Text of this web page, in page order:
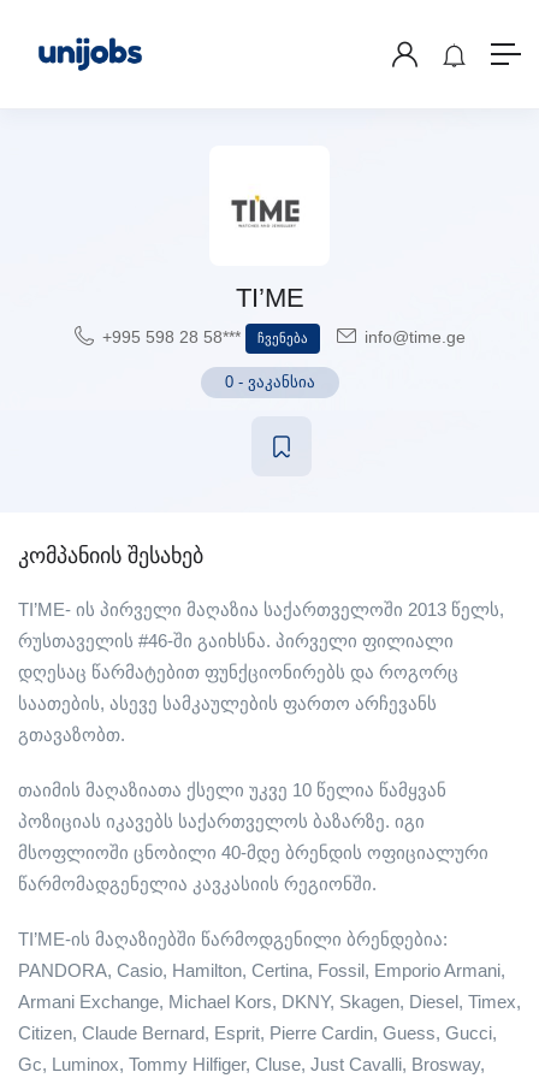
TI’ME
+995 598 28 58*** Ჩვენება info@time.ge
0- ვაკანსია
კომპანიის შესახებ
TI’ME- ის პირველი მაღაზია საქართველოში 2013 წელს,
რუსთაველის #46-ში გაიხსნა. პირველი ფილიალი
დღესაც წარმატებით ფუნქციონირებს და როგორც
საათების, ასევე სამკაულების ფართო არჩევანს
გთავაზობთ.
თაიმის მაღაზიათა ქსელი უკვე 10 წელია წამყვან
პოზიციას იკავებს საქართველოს ბაზარზე. იგი
მსოფლიოში ცნობილი 40-მდე ბრენდის ოფიციალური
წარმომადგენელია კავკასიის რეგიონში.
TI’ME-ის მაღაზიებში წარმოდგენილი ბრენდებია:
PANDORA, Casio, Hamilton, Certina, Fossil, Emporio Armani,
Armani Exchange, Michael Kors, DKNY, Skagen, Diesel, Timex,
Citizen, Claude Bernard, Esprit, Pierre Cardin, Guess, Gucci,
Gc, Luminox, Tommy Hilfiger, Cluse, Just Cavalli, Brosway,